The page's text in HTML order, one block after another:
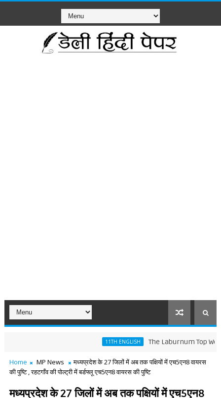
11TH ENGLISH The Laburnum Top Words
Home MP News
मध्यप्रदेश के 27 जिलों में अब तक पक्षियों में एच5एन8 वायरस
की पुष्टि , रहटगाँव की पोल्ट्री में बर्डफ्लू एच5एन8 वायरस की पुष्टि
मध्यप्रदेश के 27 जिलों में अब तक पक्षियों में एच5एन8